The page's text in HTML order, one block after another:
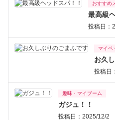
おすすめ
最高級
投稿日：
マイペ
お久
投稿日
趣味・マイブーム
ガジュ！！
投稿日：2025/12/2